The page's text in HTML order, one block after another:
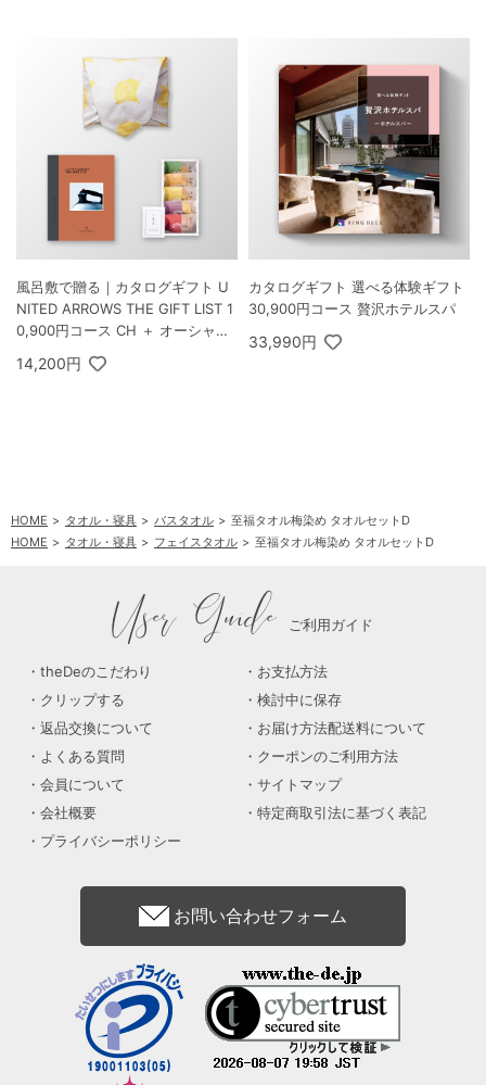
風呂敷で贈る｜カタログギフト U
NITED ARROWS THE GIFT LIST 1
0,900円コース CH ＋ オーシャン
14,200円
カタログギフト 選べる体験ギフト
30,900円コース 贅沢ホテルスパ
33,990円
HOME タオル・寝具 バスタオル
至福タオル梅染め タオルセットD
HOME
タオル・寝具 フェイスタオル 至福タオル梅染め タオルセットD
User Guide ご利用ガイド
theDeのこだわり
お支払方法
クリップする
検討中に保存
返品交換について
お届け方法配送料について
よくある質問
クーポンのご利用方法
会員について
サイトマップ
会社概要
特定商取引法に基づく表記
プライバシーポリシー
お問い合わせフォーム